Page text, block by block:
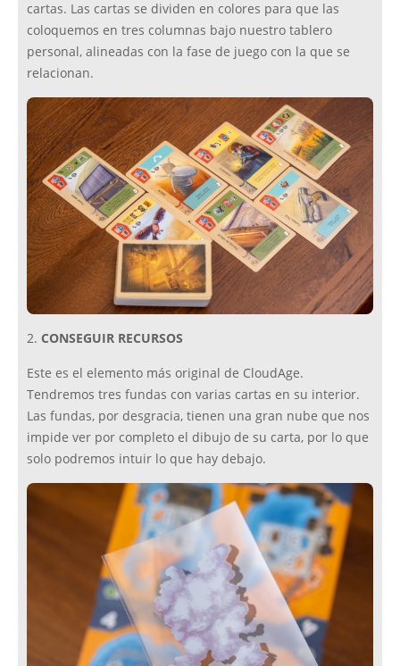
cartas. Las cartas se dividen en colores para que las
coloquemos en tres columnas bajo nuestro tablero
personal, alineadas con la fase de juego con la que se
relacionan.
2. CONSEGUIR RECURSOS
Este es el elemento más original de CloudAge.
Tendremos tres fundas con varias cartas en su interior.
Las fundas, por desgracia, tienen una gran nube que nos
impide ver por completo el dibujo de su carta, por lo que
solo podremos intuir lo que hay debajo.